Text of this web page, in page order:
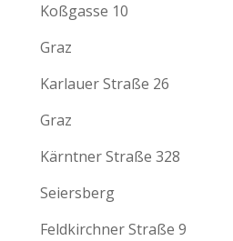
Koßgasse 10
Graz
Karlauer Straße 26
Graz
Kärntner Straße 328
Seiersberg
Feldkirchner Straße 9